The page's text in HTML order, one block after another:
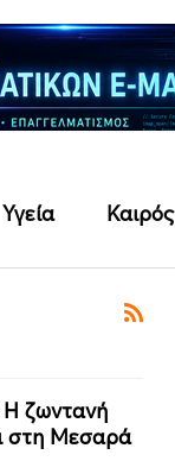
Υγεία Καιρός
Η ζωντανή
στη Μεσαρά